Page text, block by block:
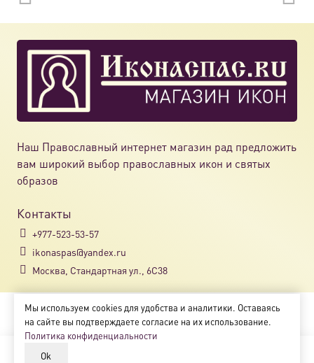
можно
Наш Православный интернет магазин рад предложить
вам широкий выбор православных икон и святых
образов
Контакты
+977-523-53-57
ikonaspas@yandex.ru
Москва, Стандартная ул., 6С38
Copyright © 2018-2025
Магазин православных икон «ikonaspas.ru»
Мы используем cookies для удобства и аналитики. Оставаясь
на сайте вы подтверждаете согласие на их использование.
Политика конфиденциальности
Ok